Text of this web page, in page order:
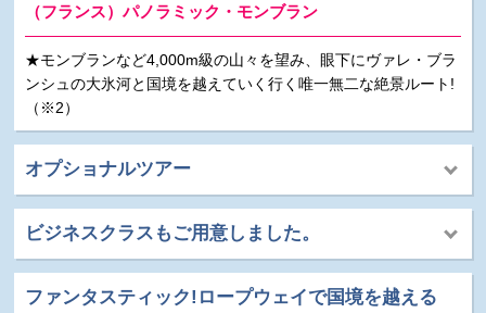
（フランス）パノラミック・モンブラン
★モンブランなど4,000m級の山々を望み、眼下にヴァレ・ブラ
ンシュの大氷河と国境を越えていく行く唯一無二な絶景ルート!
（※2）
オプショナルツアー
ビジネスクラスもご用意しました。
ファンタスティック!ロープウェイで国境を越える